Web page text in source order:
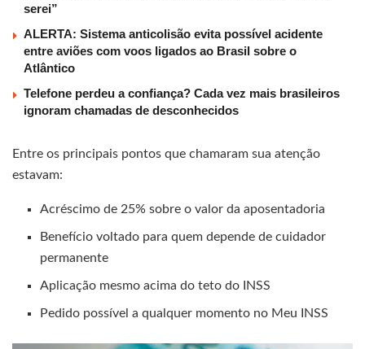
serei”
ALERTA: Sistema anticolisão evita possível acidente
entre aviões com voos ligados ao Brasil sobre o
Atlântico
Telefone perdeu a confiança? Cada vez mais brasileiros
ignoram chamadas de desconhecidos
Entre os principais pontos que chamaram sua atenção
estavam:
Acréscimo de 25% sobre o valor da aposentadoria
Benefício voltado para quem depende de cuidador
permanente
Aplicação mesmo acima do teto do INSS
Pedido possível a qualquer momento no Meu INSS